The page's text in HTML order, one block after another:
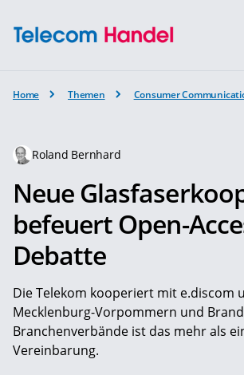
Home Themen Consumer
Roland Bernhard
Neue
befeuert Open-
Debatte
Die Telekom kooperiert mit e.discom
Mecklenburg-Vorpommern und
Branchenverbände ist das mehr als
Vereinbarung.